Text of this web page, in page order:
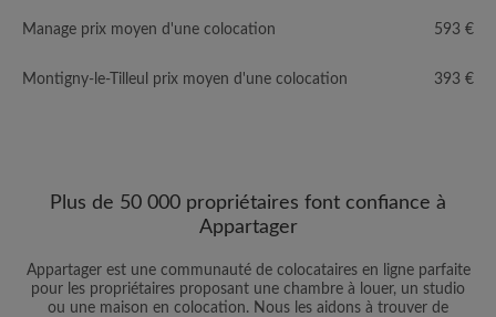
Manage prix moyen d'une colocation 593 €
Montigny-le-Tilleul prix moyen d'une colocation 393 €
Plus de 50 000 propriétaires font confiance à
Appartager
Appartager est une communauté de colocataires en ligne parfaite
pour les propriétaires proposant une chambre à louer, un studio
ou une maison en colocation. Nous les aidons à trouver de